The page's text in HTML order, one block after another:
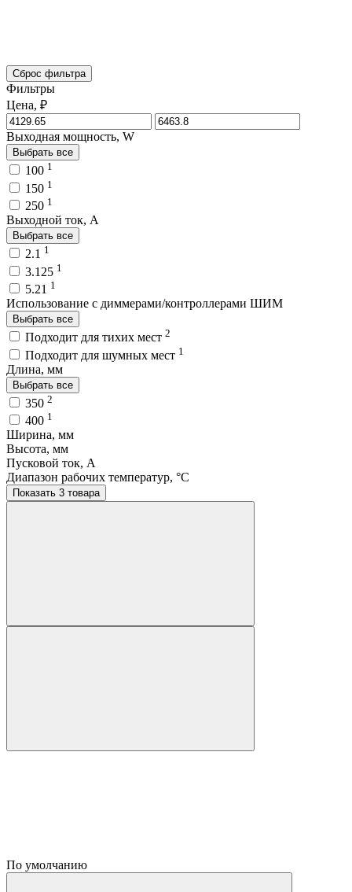
Сброс фильтра
Фильтры
Цена, ₽
Выходная мощность, W
Выбрать все
100 1
150 1
250 1
Выходной ток, A
Выбрать все
2.1 1
3.125 1
5.21 1
Использование с диммерами/контроллерами ШИМ
Выбрать все
Подходит для тихих мест 2
Подходит для шумных мест 1
Длина, мм
Выбрать все
350 2
400 1
Ширина, мм
Высота, мм
Пусковой ток, A
Диапазон рабочих температур, °C
Показать 3 товара
По умолчанию